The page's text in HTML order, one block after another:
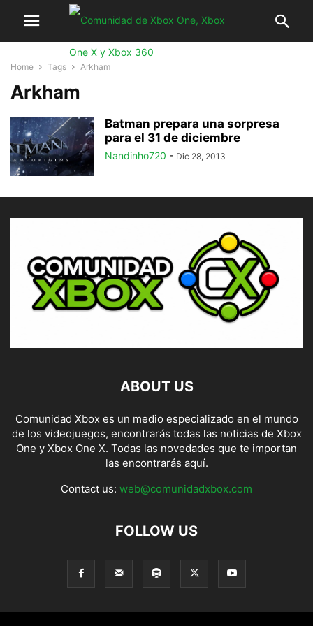
Home Tags Arkham
Arkham
Batman prepara una sorpresa
para el 31 de diciembre
Nandinho720 - Dic 28, 2013
ABOUT US
Comunidad Xbox es un medio especializado en el mundo
de los videojuegos, encontrarás todas las noticias de Xbox
One y Xbox One X. Todas las novedades que te importan
las encontrarás aquí.
Contact us: web@comunidadxbox.com
FOLLOW US